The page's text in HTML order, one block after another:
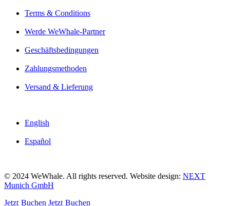
Terms & Conditions
Werde WeWhale-Partner
Geschäftsbedingungen
Zahlungsmethoden
Versand & Lieferung
English
Español
© 2024 WeWhale. All rights reserved. Website design: NEXT
Munich GmbH
Jetzt Buchen Jetzt Buchen